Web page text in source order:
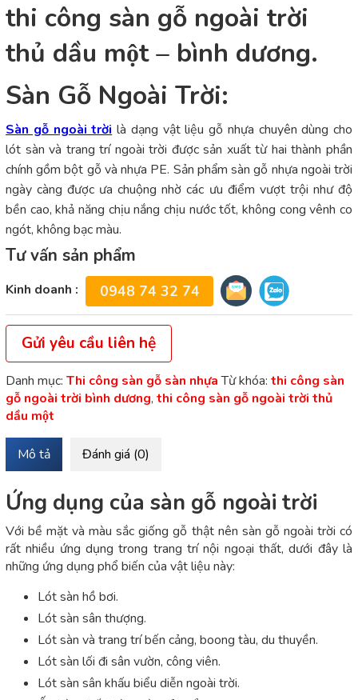
thi công sàn gỗ ngoài trời
thủ dầu một – bình dương.
Sàn Gỗ Ngoài Trời:
Sàn gỗ ngoài trời là dạng vật liệu gỗ nhựa chuyên dùng cho
lót sàn và trang trí ngoài trời được sản xuất từ hai thành phần
chính gồm bột gỗ và nhựa PE. Sản phẩm sàn gỗ nhựa ngoài trời
ngày càng được ưa chuộng nhờ các ưu điểm vượt trội như độ
bền cao, khả năng chịu nắng chịu nước tốt, không cong vênh co
ngót, không bạc màu.
Tư vấn sản phẩm
Kinh doanh : 0948 74 32 74
Gửi yêu cầu liên hệ
Danh mục: Thi công sàn gỗ sàn nhựa Từ khóa: thi công sàn
gỗ ngoài trời bình dương, thi công sàn gỗ ngoài trời thủ
dầu một
Mô tả Đánh giá (0)
Ứng dụng của sàn gỗ ngoài trời
Với bề mặt và màu sắc giống gỗ thật nên sàn gỗ ngoài trời có
rất nhiều ứng dụng trong trang trí nội ngoại thất, dưới đây là
những ứng dụng phổ biến của vật liệu này:
Lót sàn hồ bơi.
Lót sàn sân thượng.
Lót sàn và trang trí bến cảng, boong tàu, du thuyền.
Lót sàn lối đi sân vườn, công viên.
Lót sàn sân khấu biểu diễn ngoài trời.